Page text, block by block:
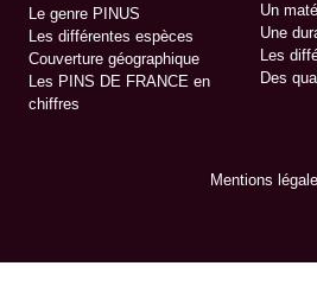
Le genre PINUS
Les différentes espèces
Couverture géographique
Les PINS DE FRANCE en
chiffres
Un
Une
Les
Des
Mentions